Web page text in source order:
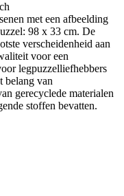
met een afbeelding
98 x 33 cm. De
verscheidenheid aan
voor een
legpuzzelliefhebbers
belang van
gerecyclede materialen
stoffen bevatten.